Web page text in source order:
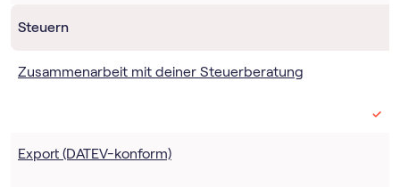
Steuern
Zusammenarbeit mit deiner Steuerberatung
Export (DATEV-konform)